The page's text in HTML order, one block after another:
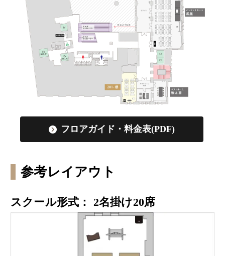
フロアガイド・料金表(PDF)
参考レイアウト
スクール形式： 2名掛け20席